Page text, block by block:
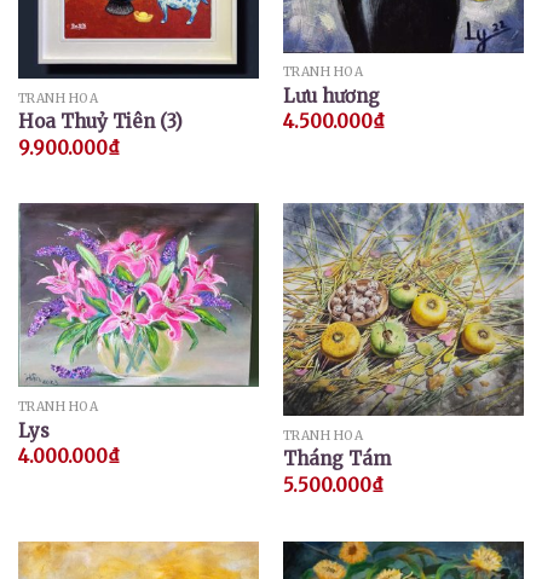
TRANH HOA
Hoa Thuỷ Tiên (3)
9.900.000₫
TRANH HOA
Lưu hương
4.500.000₫
TRANH HOA
Lys
4.000.000₫
TRANH HOA
Tháng Tám
5.500.000₫